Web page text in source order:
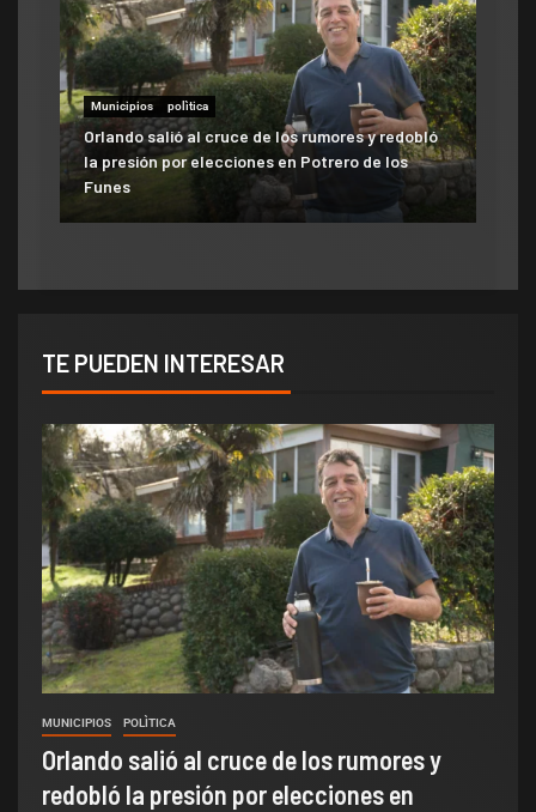
Municipios polìtica
Orlando salió al cruce de los rumores y redobló
la presión por elecciones en Potrero de los
Funes
Municipios
ATE salió con los tapones de punta contra el
aumento del 10% que otorgó la Municipalidad:
«Consolida salarios de pobreza»
TE PUEDEN INTERESAR
MUNICIPIOS POLÌTICA
Orlando salió al cruce de los rumores y
redobló la presión por elecciones en